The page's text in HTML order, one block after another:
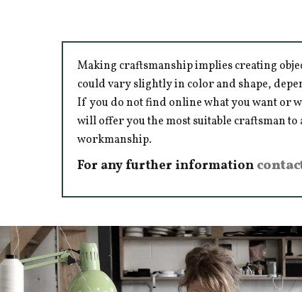
Making craftsmanship implies creating
could vary slightly in color and shape,
If you do not find online what you want or
will offer you the most suitable craftsman
workmanship.
For any further information